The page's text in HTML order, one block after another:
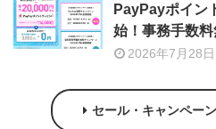
PayPayポイン
始！事務手数料
2026年7月28日
セール・キャンペー